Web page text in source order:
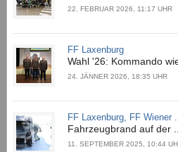
22. FEBRUAR 2026, 11:17 UHR
FF Laxenburg
Wahl '26: Kommando
24. JÄNNER 2026, 18:35 UHR
FF Laxenburg, FF Wiener ...
Fahrzeugbrand auf der ...
11. SEPTEMBER 2025, 10:44